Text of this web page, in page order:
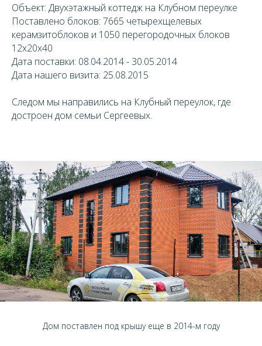
Объект: Двухэтажный коттедж на Клубном переулке
Поставлено блоков: 7665 четырехщелевых
керамзитоблоков и 1050 перегородочных блоков
12х20х40
Дата поставки: 08.04.2014 - 30.05.2014
Дата нашего визита: 25.08.2015
Следом мы направились на Клубный переулок, где
достроен дом семьи Сергеевых.
Дом поставлен под крышу еще в 2014-м году